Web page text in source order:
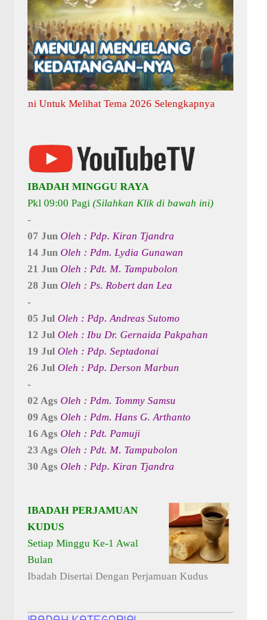
Melihat Tema 2026 Selengkapnya
IBADAH MINGGU RAYA
Pkl 09:00 Pagi (Silahkan Klik di bawah ini)
-
07 Jun Oleh : Pdp. Kiran Tjandra
14 Jun Oleh : Pdm. Lydia Gunawan
21 Jun Oleh : Pdt. M. Tampubolon
28 Jun Oleh : Ps. Robert dan Lea
-
05 Jul Oleh : Pdp. Andreas Sutomo
12 Jul Oleh : Ibu Dr. Gernaida Pakpahan
19 Jul Oleh : Pdp. Septadonai
26 Jul Oleh : Pdp. Derson Marbun
-
02 Ags Oleh : Pdm. Tommy Samsu
09 Ags Oleh : Pdm. Hans G. Arthanto
16 Ags Oleh : Pdt. Pamuji
23 Ags Oleh : Pdt. M. Tampubolon
30 Ags Oleh : Pdp. Kiran Tjandra
IBADAH PERJAMUAN
KUDUS
Setiap Minggu Ke-1 Awal
Bulan
Ibadah Disertai Dengan Perjamuan Kudus